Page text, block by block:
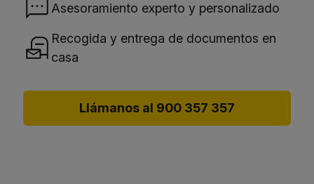
Asesoramiento experto y personalizado
Recogida y entrega de documentos en
casa
Llámanos al 900 357 357